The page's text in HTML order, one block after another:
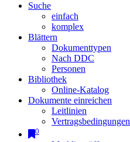
Suche
einfach
komplex
Blättern
Dokumenttypen
Nach DDC
Personen
Bibliothek
Online-Katalog
Dokumente einreichen
Leitlinien
Vertragsbedingungen
0